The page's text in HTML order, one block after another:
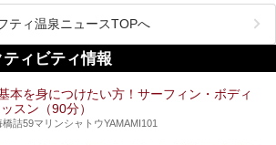
目線で紹介していきます！
市内にはスーパー銭湯や日帰り温泉が多く、「どこに
な？」と悩んでしまう方も多いと思います。
記事を参考にして「キャナル・リゾート」に出かけ
はいかがでしょうか？
ティ温泉ニュースTOPへ
ィビティ情報
本を身につけたい方！サーフィン・ボディ
スン（90分）
詰59マリンシャトウYAMAMI101